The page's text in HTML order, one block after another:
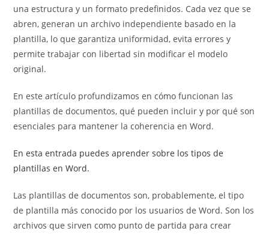
una estructura y un formato predefinidos. Cada vez que se
abren, generan un archivo independiente basado en la
plantilla, lo que garantiza uniformidad, evita errores y
permite trabajar con libertad sin modificar el modelo
original.
En este artículo profundizamos en cómo funcionan las
plantillas de documentos, qué pueden incluir y por qué son
esenciales para mantener la coherencia en Word.
En esta entrada puedes aprender sobre los tipos de
plantillas en Word.
Las plantillas de documentos son, probablemente, el tipo
de plantilla más conocido por los usuarios de Word. Son los
archivos que sirven como punto de partida para crear